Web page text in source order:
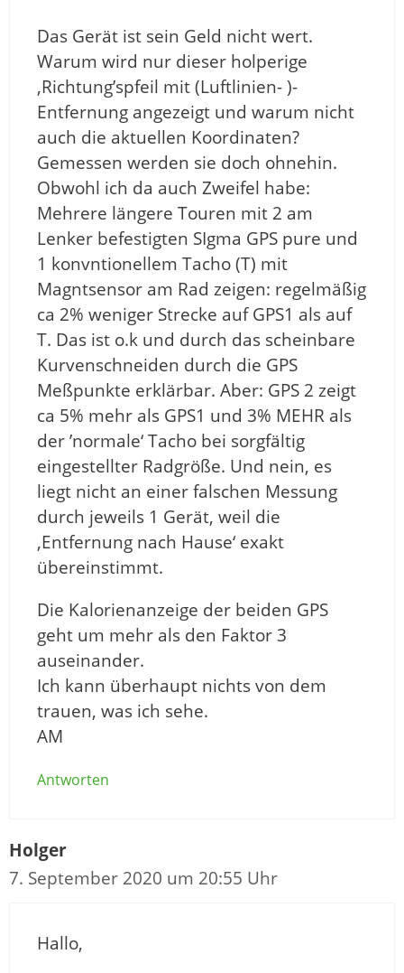
Das Gerät ist sein Geld nicht wert.
Warum wird nur dieser holperige
‚Richtung’spfeil mit (Luftlinien- )-
Entfernung angezeigt und warum nicht
auch die aktuellen Koordinaten?
Gemessen werden sie doch ohnehin.
Obwohl ich da auch Zweifel habe:
Mehrere längere Touren mit 2 am
Lenker befestigten SIgma GPS pure und
1 konvntionellem Tacho (T) mit
Magntsensor am Rad zeigen: regelmäßig
ca 2% weniger Strecke auf GPS1 als auf
T. Das ist o.k und durch das scheinbare
Kurvenschneiden durch die GPS
Meßpunkte erklärbar. Aber: GPS 2 zeigt
ca 5% mehr als GPS1 und 3% MEHR als
der ’normale‘ Tacho bei sorgfältig
eingestellter Radgröße. Und nein, es
liegt nicht an einer falschen Messung
durch jeweils 1 Gerät, weil die
‚Entfernung nach Hause‘ exakt
übereinstimmt.
Die Kalorienanzeige der beiden GPS
geht um mehr als den Faktor 3
auseinander.
Ich kann überhaupt nichts von dem
trauen, was ich sehe.
AM
Antworten
Holger
7. September 2020 um 20:55 Uhr
Hallo,